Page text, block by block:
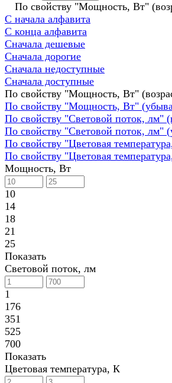
По свойству "Мощность, Вт"
С начала алфавита
С конца алфавита
Сначала дешевые
Сначала дорогие
Сначала недоступные
Сначала доступные
По свойству "Мощность, Вт"
По свойству "Мощность, Вт"
По свойству "Световой поток, лм"
По свойству "Световой поток, лм"
По свойству "Цветовая
По свойству "Цветовая
Мощность, Вт
10
14
18
21
25
Показать
Световой поток, лм
1
176
351
525
700
Показать
Цветовая температура, К